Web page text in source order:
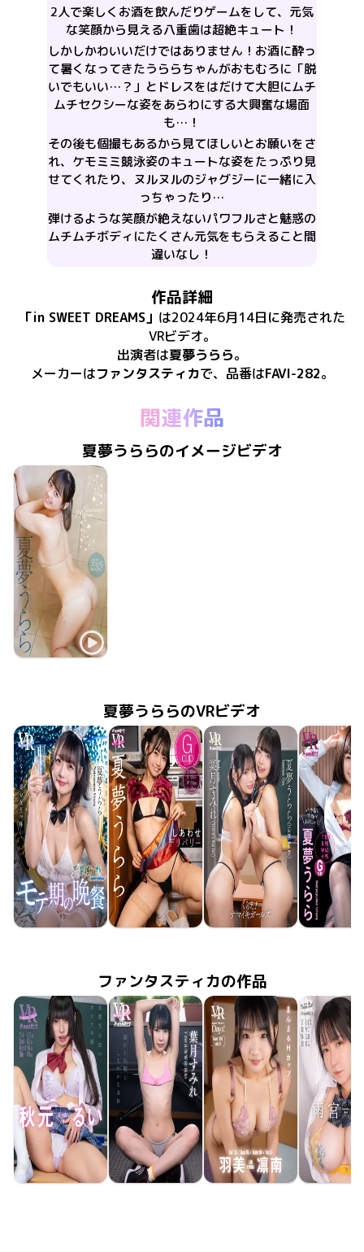
2人で楽しくお酒を飲んだりゲームをして、元気
な笑顔から見える八重歯は超絶キュート！
しかしかわいいだけではありません！お酒に酔っ
て暑くなってきたうららちゃんがおもむろに「脱
いでもいい…？」とドレスをはだけて大胆にムチ
ムチセクシーな姿をあらわにする大興奮な場面
も…！
その後も個撮もあるから見てほしいとお願いをさ
れ、ケモミミ競泳姿のキュートな姿をたっぷり見
せてくれたり、ヌルヌルのジャグジーに一緒に入
っちゃったり…
弾けるような笑顔が絶えないパワフルさと魅惑の
ムチムチボディにたくさん元気をもらえること間
違いなし！
作品詳細
「in SWEET DREAMS」 は2024年6月14日に発売された
VRビデオ。
出演者は夏夢うらら。
メーカーはファンタスティカで、​ 品番はFAVI-282。
関連作品
夏夢うららのイメージビデオ
夏夢うらら
夏夢うららのVRビデオ
夏夢うらら
夏夢うらら
夏夢うらら
葉月すみれ
夏夢うら
ファンタスティカの作品
秋元るい
葉月すみれ
羽美凛南
雨宮留